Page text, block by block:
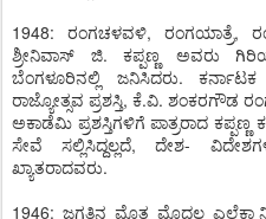
1948: ರಂಗಚಳವಳಿ, ರಂಗಯಾತ್ರೆ,
ಶ್ರೀನಿವಾಸ್ ಜಿ. ಕಪ್ಪಣ್ಣ ಅವರು
ಬೆಂಗಳೂರಿನಲ್ಲಿ ಜನಿಸಿದರು.
ರಾಜ್ಯೋತ್ಸವ ಪ್ರಶಸ್ತಿ, ಕೆ.ವಿ. ಶಂಕರಗೌಡ
ಅಕಾಡೆಮಿ ಪ್ರಶಸ್ತಿಗಳಿಗೆ ಪಾತ್ರರಾದ
ಸೇವೆ ಸಲ್ಲಿಸಿದ್ದಲ್ಲದೆ, ದೇಶ-
ಖ್ಯಾತರಾದವರು.
1946: ಜಗತ್ತಿನ ಮೊತ್ತ ಮೊದಲ